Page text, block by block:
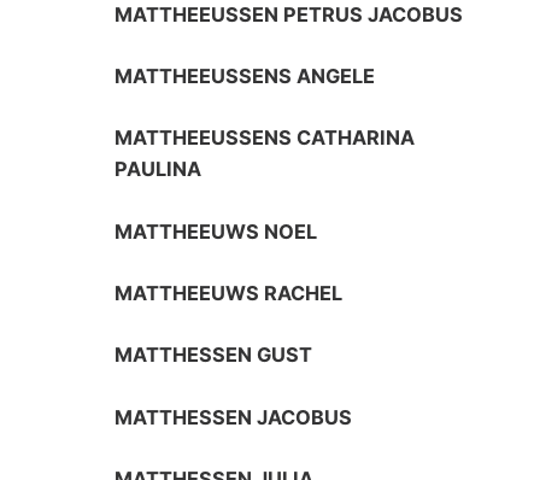
MATTHEEUSSEN PETRUS JACOBUS
MATTHEEUSSENS ANGELE
MATTHEEUSSENS CATHARINA
PAULINA
MATTHEEUWS NOEL
MATTHEEUWS RACHEL
MATTHESSEN GUST
MATTHESSEN JACOBUS